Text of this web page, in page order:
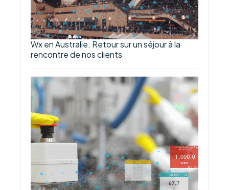
Wx en Australie: Retour sur un séjour à la
rencontre de nos clients